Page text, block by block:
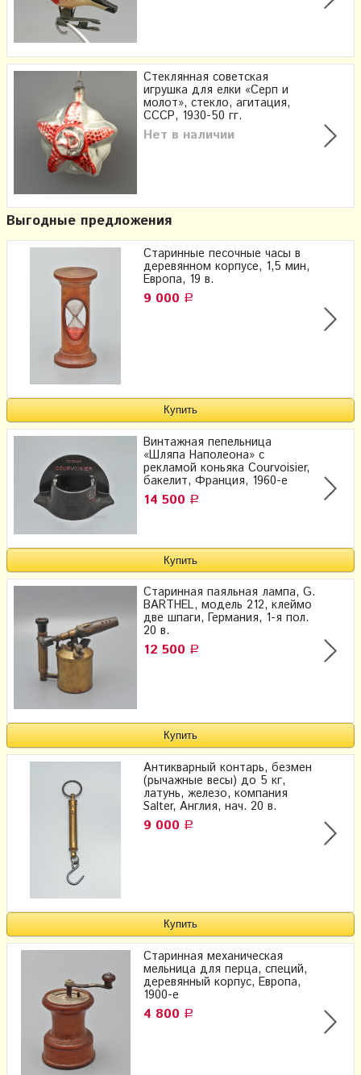
Стеклянная советская
игрушка для елки «Серп и
молот», стекло, агитация,
СССР, 1930-50 гг.
Нет в наличии
Выгодные предложения
Старинные песочные часы в
деревянном корпусе, 1,5 мин,
Европа, 19 в.
9 000 Р
Винтажная пепельница
«Шляпа Наполеона» с
рекламой коньяка Courvoisier,
бакелит, Франция, 1960-е
14 500 Р
Старинная паяльная лампа, G.
BARTHEL, модель 212, клеймо
две шпаги, Германия, 1-я пол.
20 в.
12 500 Р
Антикварный контарь, безмен
(рычажные весы) до 5 кг,
латунь, железо, компания
Salter, Англия, нач. 20 в.
9 000 Р
Старинная механическая
мельница для перца, специй,
деревянный корпус, Европа,
1900-е
4 800 Р